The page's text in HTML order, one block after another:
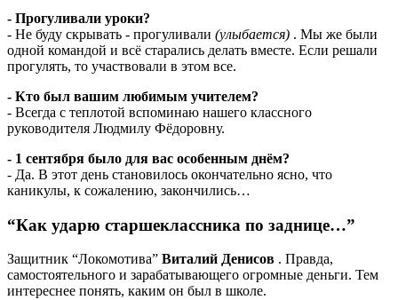
- Прогуливали уроки?
- Не буду скрывать - прогуливали (улыбается) . Мы же были
одной командой и всё старались делать вместе. Если решали
прогулять, то участвовали в этом все.
- Кто был вашим любимым учителем?
- Всегда с теплотой вспоминаю нашего классного
руководителя Людмилу Фёдоровну.
- 1 сентября было для вас особенным днём?
- Да. В этот день становилось окончательно ясно, что
каникулы, к сожалению, закончились…
“Как ударю старшеклассника по заднице…”
Защитник “Локомотива” Виталий Денисов . Правда,
самостоятельного и зарабатывающего огромные деньги. Тем
интереснее понять, каким он был в школе.